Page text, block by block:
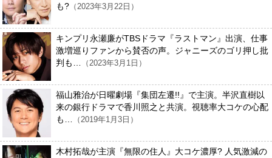
も? （2023年3月22日）
キンプリ永瀬廉がTBSドラマ『ラストマン』出演、仕事
激増巡りファンから賛否の声。ジャニーズのゴリ押し批
判も…
（2023年3月1日）
福山雅治が日曜劇場『集団左遷!!』で主演。半沢直樹以
来の銀行ドラマで香川照之と共演。視聴率大コケの心配
も…
（2019年1月3日）
木村拓哉が主演『無限の住人』大コケ濃厚? 人気激減の